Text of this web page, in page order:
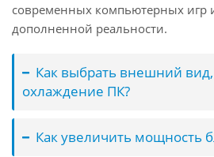
современных компьютерных игр
дополненной реальности.
Как выбрать внешний вид,
охлаждение ПК?
Как увеличить мощность